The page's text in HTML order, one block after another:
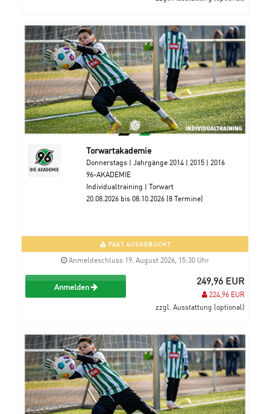
Torwartakademie
Donnerstags | Jahrgänge 2014 | 2015 | 2016
96-AKADEMIE
Individualtraining | Torwart
20.08.2026 bis 08.10.2026 (8 Termine)
FAST AUSGEBUCHT
Anmeldeschluss 19. August 2026, 15:30 Uhr
Anmelden 249,96 EUR
224,96 EUR
zzgl. Ausstattung (optional)